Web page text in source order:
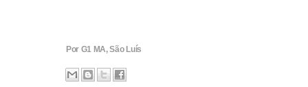
Por G1 MA, São Luís